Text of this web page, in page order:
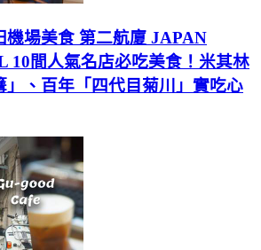
機場美食 第二航廈 JAPAN
10間人氣名店必吃美食！米其林
」、百年「四代目菊川」實吃心